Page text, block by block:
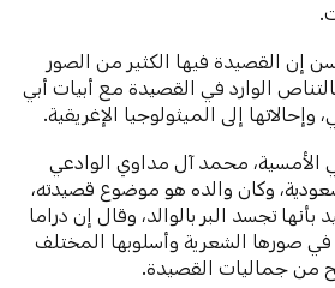
إن القصيدة فيها الكثير من الصور
الوارد في القصيدة مع أبيات أبي
وإحالاتها إلى الميثولوجيا الإغريقية.
الأمسية، محمد آل مداوي الوادعي
وكان والده هو موضوع قصيدته،
تجسد البر بالوالد، وقال إن دراما
صورها الشعرية وأسلوبها المختلف
من جماليات القصيدة.